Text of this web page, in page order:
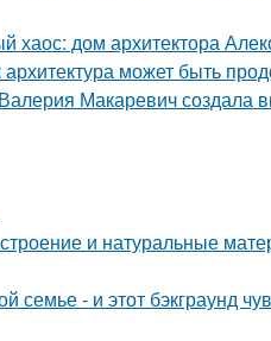
хаос: дом архитектора
может быть
Макаревич создала
и натуральные
- и этот бэкграунд